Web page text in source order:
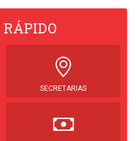
RÁPIDO
SECRETARIAS